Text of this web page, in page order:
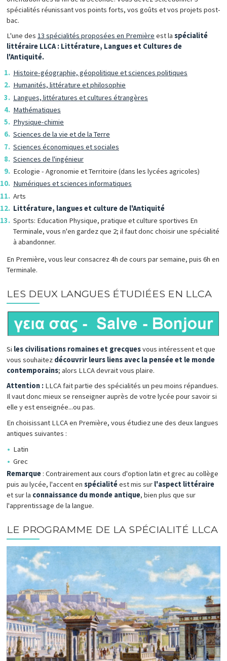
spécialités réunissant vos points forts, vos goûts et vos projets post-
bac.
L'une des 13 spécialités proposées en Première est la spécialité
littéraire LLCA : Littérature, Langues et Cultures de
l'Antiquité.
Histoire-géographie, géopolitique et sciences politiques
Humanités, littérature et philosophie
Langues, littératures et cultures étrangères
Mathématiques
Physique-chimie
Sciences de la vie et de la Terre
Sciences économiques et sociales
Sciences de l'ingénieur
Ecologie - Agronomie et Territoire (dans les lycées agricoles)
Numériques et sciences informatiques
Arts
Littérature, langues et culture de l'Antiquité
Sports: Education Physique, pratique et culture sportives En
Terminale, vous n'en gardez que 2; il faut donc choisir une spécialité
à abandonner.
En Première, vous leur consacrez 4h de cours par semaine, puis 6h en
Terminale.
LES DEUX LANGUES ÉTUDIÉES EN LLCA
Si les civilisations romaines et grecquesvous intéressent et que
vous souhaitez découvrir leurs liens avec la pensée et le monde
contemporains; alors LLCA devrait vous plaire.
Attention : LLCA fait partie des spécialités un peu moins répandues.
Il vaut donc mieux se renseigner auprès de votre lycée pour savoir si
elle y est enseignée...ou pas.
En choisissant LLCA en Première, vous étudiez une des deux langues
antiques suivantes :
Latin
Grec
Remarque : Contrairement aux cours d'option latin et grec au collège
puis au lycée, l'accent en spécialitéest mis sur l'aspect littéraire
et sur la connaissance du monde antique, bien plus que sur
l'apprentissage de la langue.
LE PROGRAMME DE LA SPÉCIALITÉ LLCA